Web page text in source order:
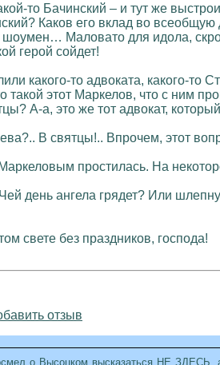
то Бачинский – и тут же
Каков его вклад во
шоумен… Маловато для идола,
герой сойдет!
какого-то адвоката, какого-
такой этот Маркелов, что с ним
А-а, это же тот адвокат,
В святцы!.. Впрочем, этот
простилась. На
день ангела грядет? Или
свете без праздников, господа!
отзыв
о Высоцком высказаться НЕ ЗДЕСЬ,